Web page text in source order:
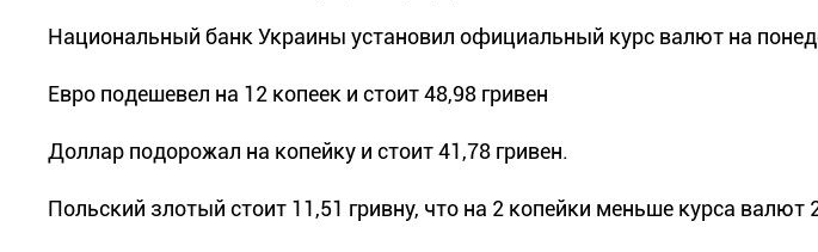
Национальный банк Украины установил официальный курс валют на
Евро подешевел на 12 копеек и стоит 48,98 гривен
Доллар подорожал на копейку и стоит 41,78 гривен.
Польский злотый стоит 11,51 гривну, что на 2 копейки меньше курса валют